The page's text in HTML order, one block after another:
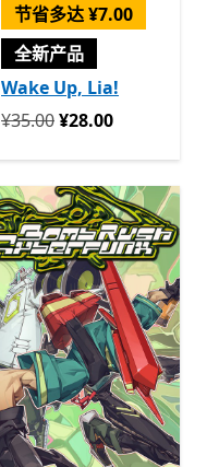
节省多达 ¥7.00
全新产品
Wake Up, Lia!
回到初始状态 ¥35.00 开始
¥35.00¥28.00